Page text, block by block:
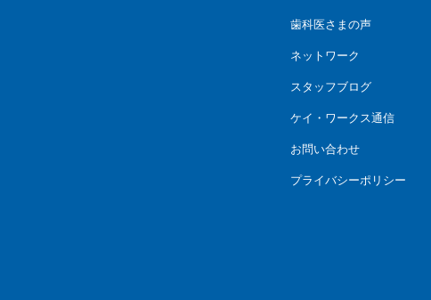
歯科医さまの声
ネットワーク
スタッフブログ
ケイ・ワークス通信
お問い合わせ
プライバシーポリシー